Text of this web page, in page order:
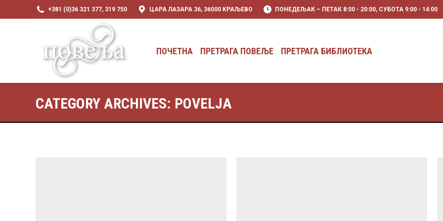
+381 (0)36 321 377, 319 750 ЦАРА ЛАЗАРА 36, 36000 KРАЉЕВО ПОНЕДЕЉАК – ПЕТАК 8:00 - 20:00, СУБОТА 9:00 - 14:00
ПОЧЕТНА ПРЕТРАГА ПОВЕЉЕ ПРЕТРАГА БИБЛИОТЕКА
CATEGORY ARCHIVES: POVELJA